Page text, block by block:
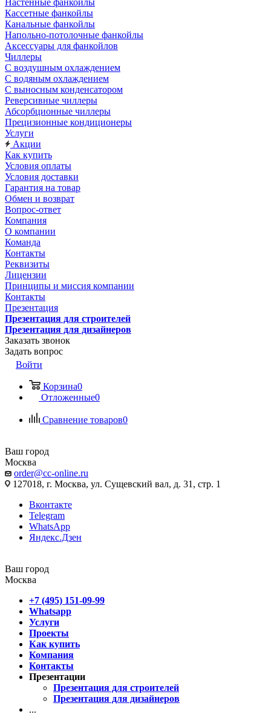
Настенные фанкойлы
Кассетные фанкойлы
Канальные фанкойлы
Напольно-потолочные фанкойлы
Аксессуары для фанкойлов
Чиллеры
С воздушным охлаждением
С водяным охлаждением
С выносным конденсатором
Реверсивные чиллеры
Абсорбционные чиллеры
Прецизионные кондиционеры
Услуги
Акции
Как купить
Условия оплаты
Условия доставки
Гарантия на товар
Обмен и возврат
Вопрос-ответ
Компания
О компании
Команда
Контакты
Реквизиты
Лицензии
Принципы и миссия компании
Контакты
Презентация
Презентация для строителей
Презентация для дизайнеров
Заказать звонок
Задать вопрос
Войти
Корзина0
Отложенные0
Сравнение товаров0
Ваш город
Москва
order@cc-online.ru
127018, г. Москва, ул. Сущевский вал, д. 31, стр. 1
Вконтакте
Telegram
WhatsApp
Яндекс.Дзен
Ваш город
Москва
+7 (495) 151-09-99
Whatsapp
Услуги
Проекты
Как купить
Компания
Контакты
Презентации
Презентация для строителей
Презентация для дизайнеров
...